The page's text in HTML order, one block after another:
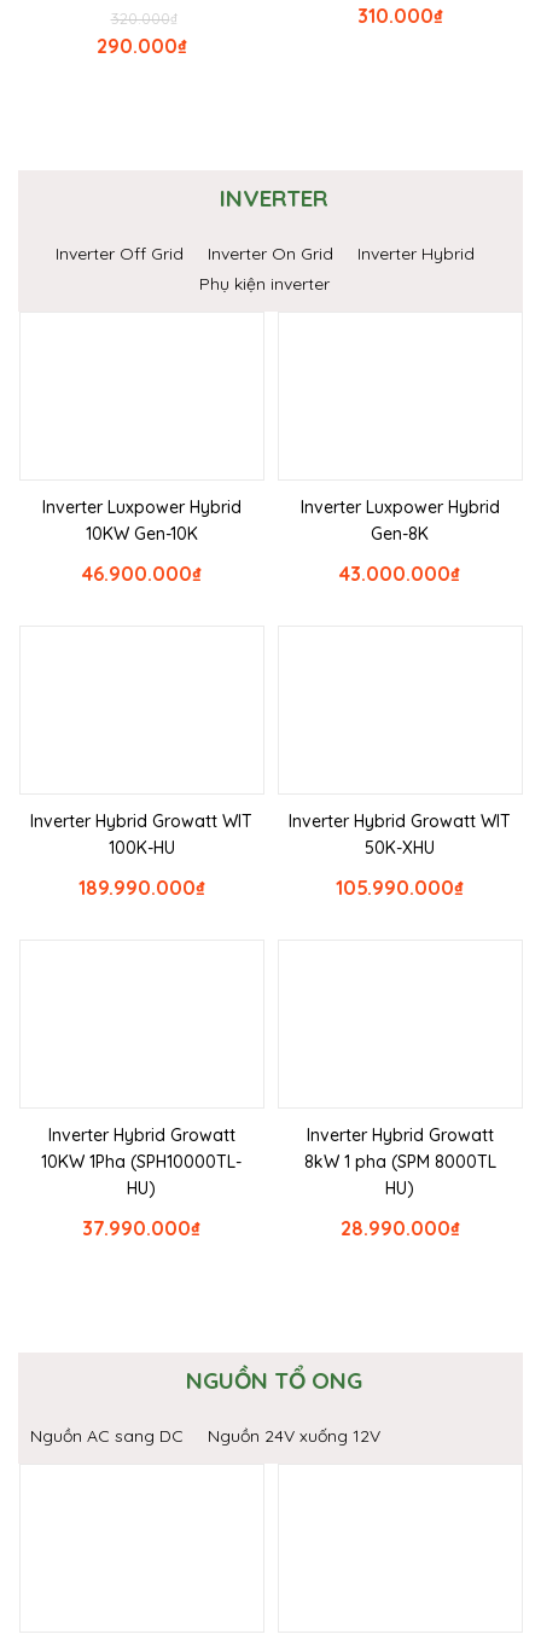
₫
320.000
₫
290.000
₫
310.000
INVERTER
Inverter Off Grid Inverter On Grid
Inverter Hybrid
Phụ kiện inverter
Inverter Luxpower Hybrid
10KW Gen-10K
₫
46.900.000
Inverter Luxpower Hybrid
Gen-8K
₫
43.000.000
Inverter Hybrid Growatt WIT
100K-HU
₫
189.990.000
Inverter Hybrid Growatt WIT
50K-XHU
₫
105.990.000
Inverter Hybrid Growatt
10KW 1Pha (SPH10000TL-
HU)
₫
37.990.000
Inverter Hybrid Growatt
8kW 1 pha (SPM 8000TL
HU)
₫
28.990.000
NGUỒN TỔ ONG
Nguồn AC sang DC Nguồn 24V xuống 12V